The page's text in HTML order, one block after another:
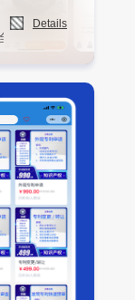
屋家居，打造“设计"
Details